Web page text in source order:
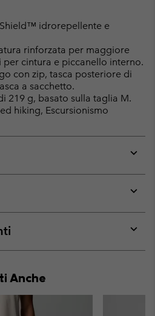
idrorepellente e
rinforzata per maggiore
per cintura e piccanello interno.
con zip, tasca posteriore di
a sacchetto.
219 g, basato sulla taglia M.
hiking, Escursionismo
or
or
or
Anche